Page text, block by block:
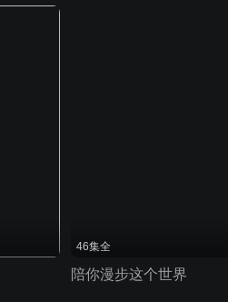
46集全
陪你漫步这个世界